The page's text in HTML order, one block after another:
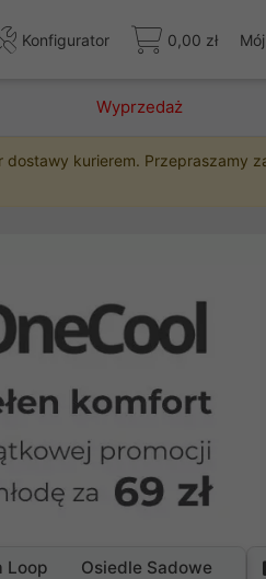
Konfigurator 0,00 zł
Wyprzedaż
dostawy kurierem. Przepraszamy
Loop Osiedle Sadowe